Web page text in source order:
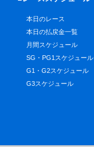
本日のレース
本日の払戻金一覧
月間スケジュール
SG・PG1スケジュール
G1・G2スケジュール
G3スケジュール